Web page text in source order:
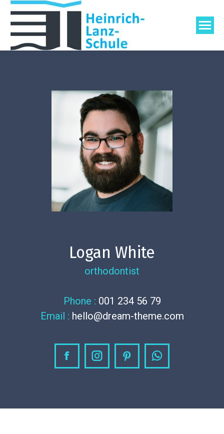
Logan White
orthodontist
Phone : 001 234 56 79
Email : hello@dream-theme.com
FacebookInstagramPinterestWhatsapp